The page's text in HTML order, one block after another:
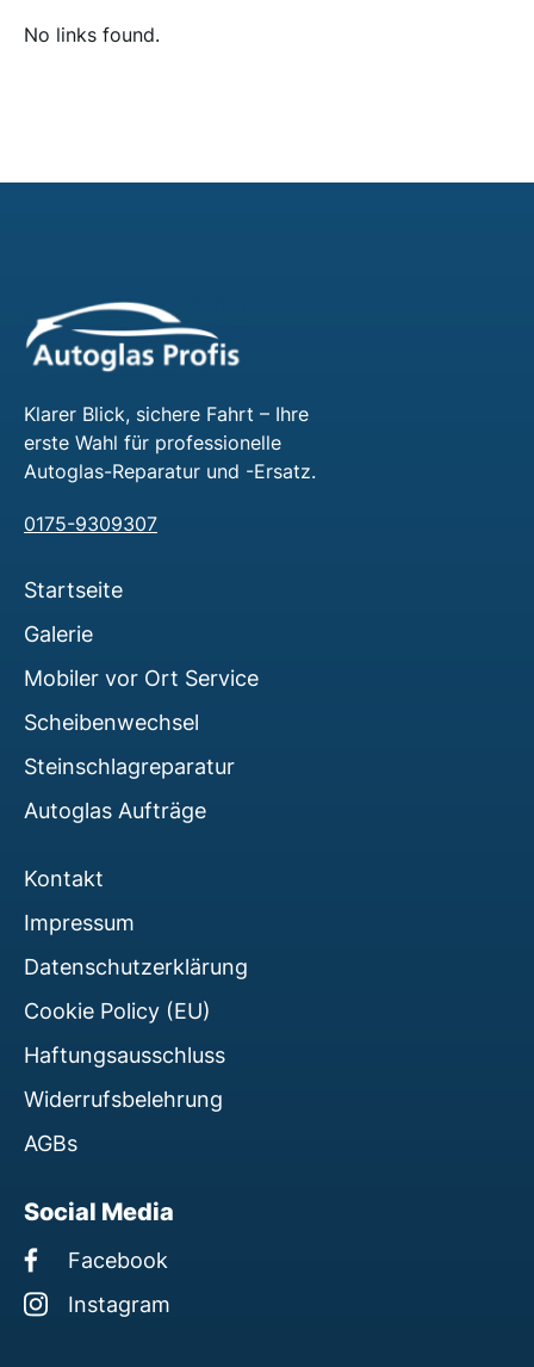
No links found.
Klarer Blick, sichere Fahrt – Ihre
erste Wahl für professionelle
Autoglas-Reparatur und -Ersatz.
0175-9309307
Startseite
Galerie
Mobiler vor Ort Service
Scheibenwechsel
Steinschlagreparatur
Autoglas Aufträge
Kontakt
Impressum
Datenschutzerklärung
Cookie Policy (EU)
Haftungsausschluss
Widerrufsbelehrung
AGBs
Social Media
Facebook
Instagram